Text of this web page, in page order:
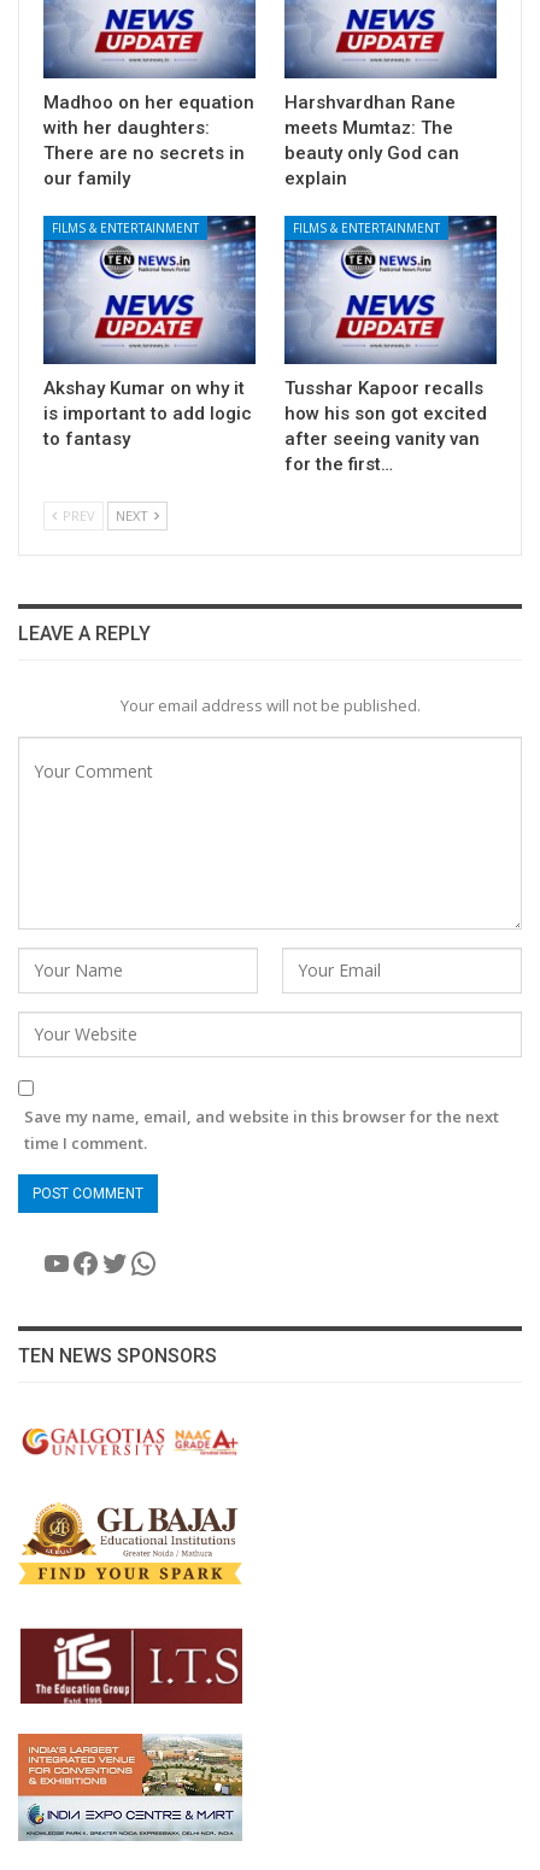
Madhoo on her equation
with her daughters:
There are no secrets in
our family
Harshvardhan Rane
meets Mumtaz: The
beauty only God can
explain
FILMS & ENTERTAINMENT
Akshay Kumar on why it
is important to add logic
to fantasy
FILMS & ENTERTAINMENT
Tusshar Kapoor recalls
how his son got excited
after seeing vanity van
for the first…
PREV NEXT
LEAVE A REPLY
Your email address will not be published.
Save my name, email, and website in this browser for the next
time I comment.
YouTube
Facebook
Twitter
WhatsApp
TEN NEWS SPONSORS